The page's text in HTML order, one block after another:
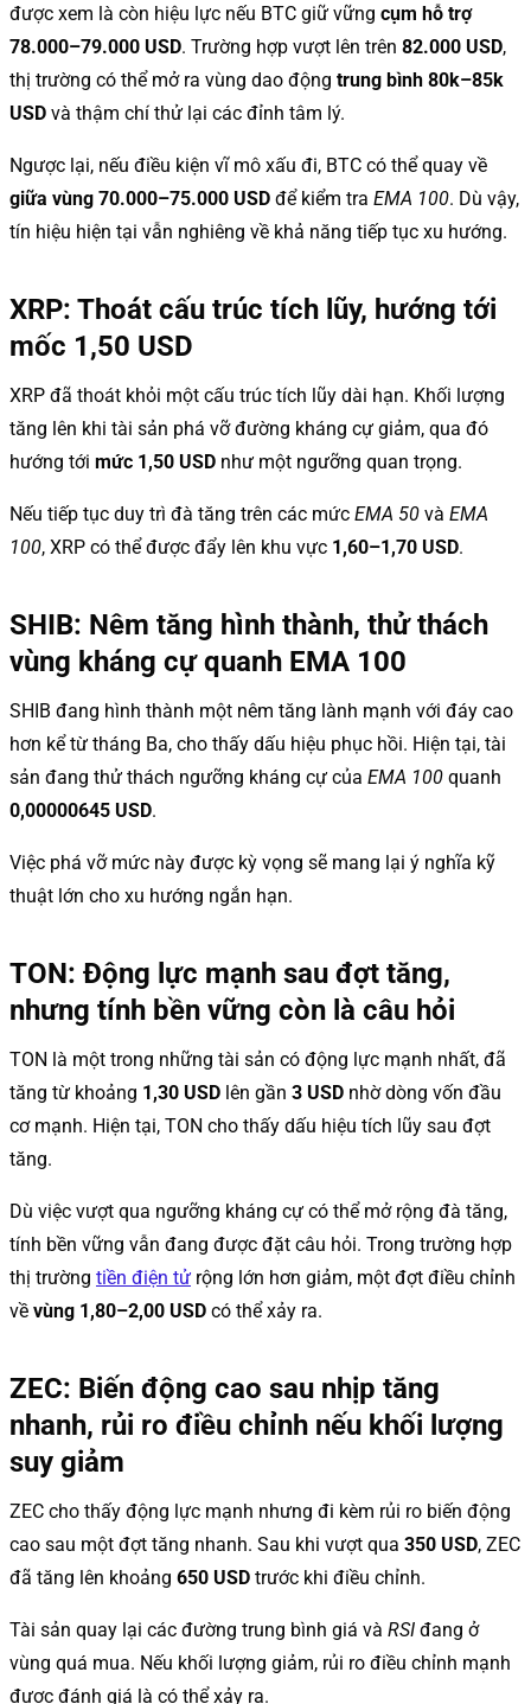
được xem là còn hiệu lực nếu BTC giữ vững cụm hỗ trợ
78.000–79.000 USD. Trường hợp vượt lên trên 82.000 USD,
thị trường có thể mở ra vùng dao động trung bình 80k–85k
USD và thậm chí thử lại các đỉnh tâm lý.
Ngược lại, nếu điều kiện vĩ mô xấu đi, BTC có thể quay về
giữa vùng 70.000–75.000 USD để kiểm tra EMA 100. Dù vậy,
tín hiệu hiện tại vẫn nghiêng về khả năng tiếp tục xu hướng.
XRP: Thoát cấu trúc tích lũy, hướng tới
mốc 1,50 USD
XRP đã thoát khỏi một cấu trúc tích lũy dài hạn. Khối lượng
tăng lên khi tài sản phá vỡ đường kháng cự giảm, qua đó
hướng tới mức 1,50 USD như một ngưỡng quan trọng.
Nếu tiếp tục duy trì đà tăng trên các mức EMA 50 và EMA
100, XRP có thể được đẩy lên khu vực 1,60–1,70 USD.
SHIB: Nêm tăng hình thành, thử thách
vùng kháng cự quanh EMA 100
SHIB đang hình thành một nêm tăng lành mạnh với đáy cao
hơn kể từ tháng Ba, cho thấy dấu hiệu phục hồi. Hiện tại, tài
sản đang thử thách ngưỡng kháng cự của EMA 100 quanh
0,00000645 USD.
Việc phá vỡ mức này được kỳ vọng sẽ mang lại ý nghĩa kỹ
thuật lớn cho xu hướng ngắn hạn.
TON: Động lực mạnh sau đợt tăng,
nhưng tính bền vững còn là câu hỏi
TON là một trong những tài sản có động lực mạnh nhất, đã
tăng từ khoảng 1,30 USD lên gần 3 USD nhờ dòng vốn đầu
cơ mạnh. Hiện tại, TON cho thấy dấu hiệu tích lũy sau đợt
tăng.
Dù việc vượt qua ngưỡng kháng cự có thể mở rộng đà tăng,
tính bền vững vẫn đang được đặt câu hỏi. Trong trường hợp
thị trường tiền điện tử rộng lớn hơn giảm, một đợt điều chỉnh
về vùng 1,80–2,00 USD có thể xảy ra.
ZEC: Biến động cao sau nhịp tăng
nhanh, rủi ro điều chỉnh nếu khối lượng
suy giảm
ZEC cho thấy động lực mạnh nhưng đi kèm rủi ro biến động
cao sau một đợt tăng nhanh. Sau khi vượt qua 350 USD, ZEC
đã tăng lên khoảng 650 USD trước khi điều chỉnh.
Tài sản quay lại các đường trung bình giá và RSI đang ở
vùng quá mua. Nếu khối lượng giảm, rủi ro điều chỉnh mạnh
được đánh giá là có thể xảy ra.